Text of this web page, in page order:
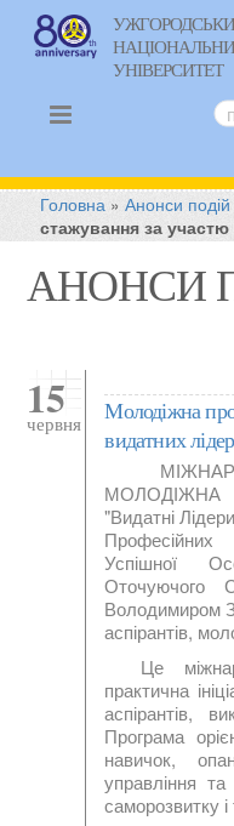
УНІВЕРСИТЕТ
Головна »Анонси подій
стажування за участю
АНОНСИ
15
червня
Молодіжна
видатних
"Видатні
Успішної
Оточуючого
Володимиром
аспірантів,
Це
практична
аспірантів,
Програма
навичок,
управління та
саморозвитку